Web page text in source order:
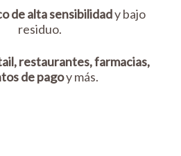
de alta sensibilidady bajo
residuo.
restaurantes, farmacias,
de pagoy más.